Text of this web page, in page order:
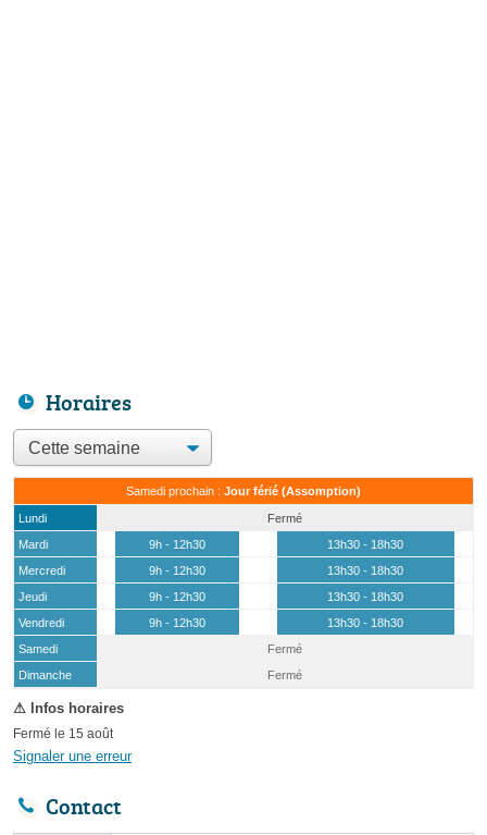
Horaires
Samedi prochain : Jour férié (Assomption)
Lundi
Fermé
Mardi
9h - 12h30
13h30 - 18h30
Mercredi
9h - 12h30
13h30 - 18h30
Jeudi
9h - 12h30
13h30 - 18h30
Vendredi
9h - 12h30
13h30 - 18h30
Samedi
(15 août)
Fermé
Dimanche
Fermé
Fermé le 15 août
Signaler une erreur
Contact